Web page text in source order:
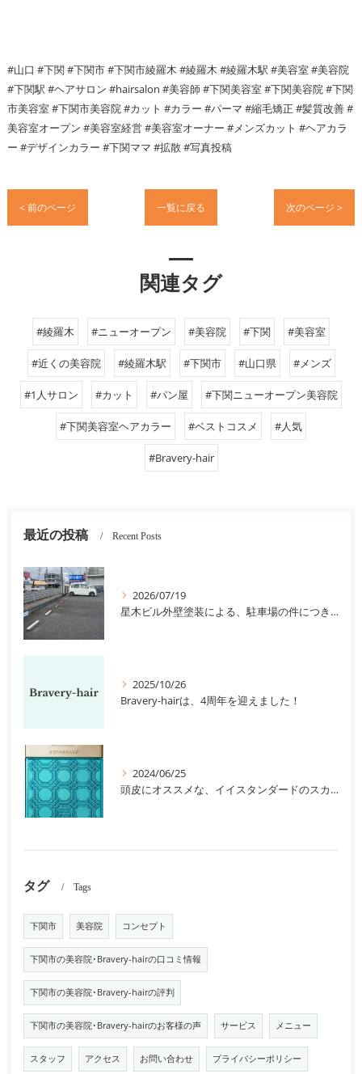
#山口 #下関 #下関市 #下関市綾羅木 #綾羅木 #綾羅木駅 #美容室 #美容院
#下関駅 #ヘアサロン #hairsalon #美容師 #下関美容室 #下関美容院 #下関
市美容室 #下関市美容院 #カット #カラー #パーマ #縮毛矯正 #髪質改善 #
美容室オープン #美容室経営 #美容室オーナー #メンズカット #ヘアカラ
ー #デザインカラー #下関ママ #拡散 #写真投稿
< 前のページ 一覧に戻る 次のページ >
関連タグ
#綾羅木 #ニューオープン #美容院 #下関 #美容室
#近くの美容院 #綾羅木駅 #下関市 #山口県 #メンズ
#1人サロン #カット #パン屋 #下関ニューオープン美容院
#下関美容室ヘアカラー #ベストコスメ #人気
#Bravery-hair
最近の投稿 Recent Posts
2026/07/19
星木ビル外壁塗装による、駐車場の件につきまして。
2025/10/26
Bravery-hairは、4周年を迎えました！
2024/06/25
頭皮にオススメな、イイスタンダードのスカルプ系シャンプー＆トリートメントです！
タグ Tags
下関市 美容院 コンセプト
下関市の美容院･Bravery-hairの口コミ情報
下関市の美容院･Bravery-hairの評判
下関市の美容院･Bravery-hairのお客様の声 サービス メニュー
スタッフ アクセス お問い合わせ プライバシーポリシー